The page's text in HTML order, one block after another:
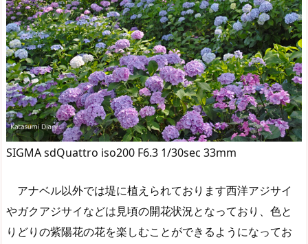
SIGMA sdQuattro iso200 F6.3 1/30sec 33mm
アナベル以外では堤に植えられております西洋アジサイ
やガクアジサイなどは見頃の開花状況となっており、色と
りどりの紫陽花の花を楽しむことができるようになってお